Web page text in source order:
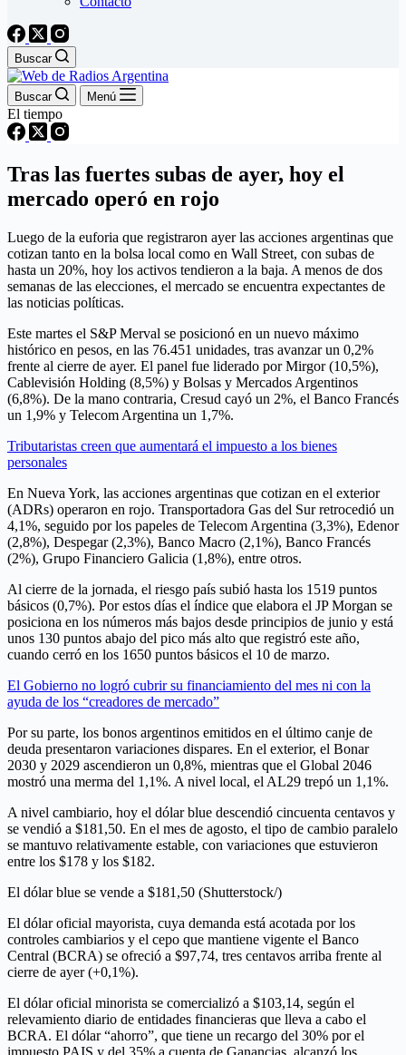
Buscar
Buscar Menú
El tiempo
Tras las fuertes subas de ayer, hoy el
mercado operó en rojo
Luego de la euforia que registraron ayer las acciones argentinas que
cotizan tanto en la bolsa local como en Wall Street, con subas de
hasta un 20%, hoy los activos tendieron a la baja. A menos de dos
semanas de las elecciones, el mercado se encuentra expectantes de
las noticias políticas.
Este martes el S&P Merval se posicionó en un nuevo máximo
histórico en pesos, en las 76.451 unidades, tras avanzar un 0,2%
frente al cierre de ayer. El panel fue liderado por Mirgor (10,5%),
Cablevisión Holding (8,5%) y Bolsas y Mercados Argentinos
(6,8%). De la mano contraria, Cresud cayó un 2%, el Banco Francés
un 1,9% y Telecom Argentina un 1,7%.
Tributaristas creen que aumentará el impuesto a los bienes
personales
En Nueva York, las acciones argentinas que cotizan en el exterior
(ADRs) operaron en rojo. Transportadora Gas del Sur retrocedió un
4,1%, seguido por los papeles de Telecom Argentina (3,3%), Edenor
(2,8%), Despegar (2,3%), Banco Macro (2,1%), Banco Francés
(2%), Grupo Financiero Galicia (1,8%), entre otros.
Al cierre de la jornada, el riesgo país subió hasta los 1519 puntos
básicos (0,7%). Por estos días el índice que elabora el JP Morgan se
posiciona en los números más bajos desde principios de junio y está
unos 130 puntos abajo del pico más alto que registró este año,
cuando cerró en los 1650 puntos básicos el 10 de marzo.
El Gobierno no logró cubrir su financiamiento del mes ni con la
ayuda de los “creadores de mercado”
Por su parte, los bonos argentinos emitidos en el último canje de
deuda presentaron variaciones dispares. En el exterior, el Bonar
2030 y 2029 ascendieron un 0,8%, mientras que el Global 2046
mostró una merma del 1,1%. A nivel local, el AL29 trepó un 1,1%.
A nivel cambiario, hoy el dólar blue descendió cincuenta centavos y
se vendió a $181,50. En el mes de agosto, el tipo de cambio paralelo
se mantuvo relativamente estable, con variaciones que estuvieron
entre los $178 y los $182.
El dólar blue se vende a $181,50 (Shutterstock/)
El dólar oficial mayorista, cuya demanda está acotada por los
controles cambiarios y el cepo que mantiene vigente el Banco
Central (BCRA) se ofreció a $97,74, tres centavos arriba frente al
cierre de ayer (+0,1%).
El dólar oficial minorista se comercializó a $103,14, según el
relevamiento diario de entidades financieras que lleva a cabo el
BCRA. El dólar “ahorro”, que tiene un recargo del 30% por el
impuesto PAIS y del 35% a cuenta de Ganancias, alcanzó los